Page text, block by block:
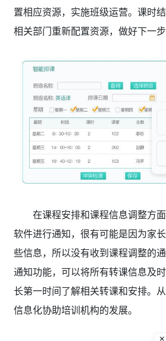
置相应资源，实施班级运营。课时
相关部门重新配置资源，做好下一步
在课程安排和课程信息调整方
软件进行通知，很有可能是因为家
些信息，所以没有收到课程调整的
通知功能，可以将所有转课信息及
长第一时间了解相关转课和安排。
信息化协助培训机构的发展。